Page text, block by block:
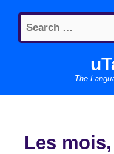
content
Search
for:
The
Les